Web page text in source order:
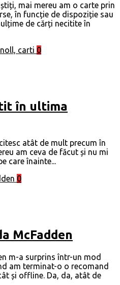
mai mereu am o carte prin
în funcție de dispoziție sau
de cărți necitite în
0
în ultima
atât de mult precum în
am ceva de făcut și nu mi
care înainte...
0
McFadden
m-a surprins într-un mod
am terminat-o o recomand
și offline. Da, da, atât de